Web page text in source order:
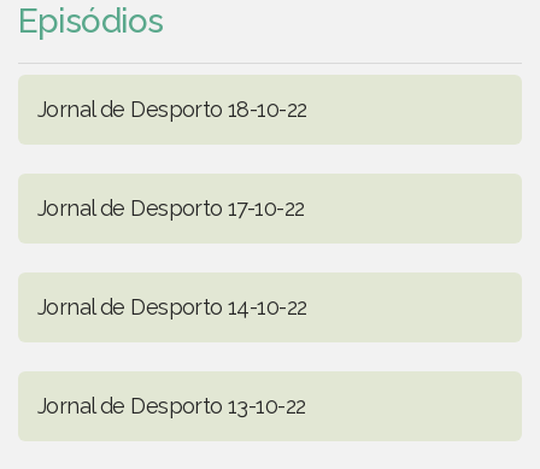
Episódios
Jornal de Desporto 18-10-22
Jornal de Desporto 17-10-22
Jornal de Desporto 14-10-22
Jornal de Desporto 13-10-22